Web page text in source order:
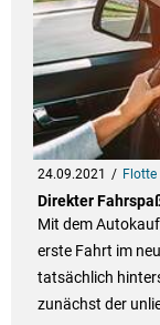
24.09.2021 Flotte
Direkter
Mit dem
erste Fahrt im
tatsächlich
zunächst der